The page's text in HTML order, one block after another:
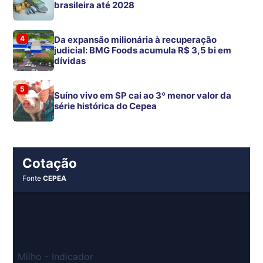
brasileira até 2028
4
Da expansão milionária à recuperação
judicial: BMG Foods acumula R$ 3,5 bi em
dívidas
5
Suíno vivo em SP cai ao 3º menor valor da
série histórica do Cepea
Cotação
FonteCEPEA
Milho - Indicador